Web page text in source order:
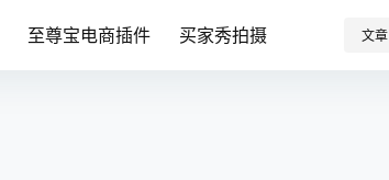
至尊宝电商插件 买家秀拍摄 文章